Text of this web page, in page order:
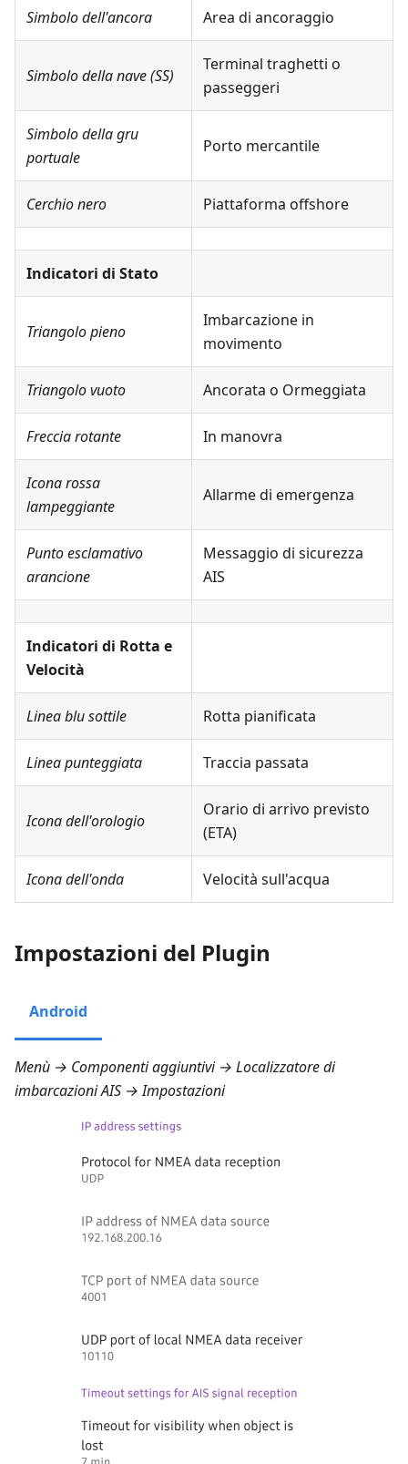
Simbolo dell'ancora Area di ancoraggio
Simbolo della nave (SS)
Terminal traghetti o
passeggeri
Simbolo della gru
portuale
Porto mercantile
Cerchio nero Piattaforma offshore
Indicatori di Stato
Triangolo pieno
Imbarcazione in
movimento
Triangolo vuoto Ancorata o Ormeggiata
Freccia rotante In manovra
Icona rossa
lampeggiante
Allarme di emergenza
Punto esclamativo
arancione
Messaggio di sicurezza
AIS
Indicatori di Rotta e
Velocità
Linea blu sottile Rotta pianificata
Linea punteggiata Traccia passata
Icona dell'orologio
Orario di arrivo previsto
(ETA)
Icona dell'onda Velocità sull'acqua
Impostazioni del Plugin
Android
Menù → Componenti aggiuntivi → Localizzatore di
imbarcazioni AIS → Impostazioni